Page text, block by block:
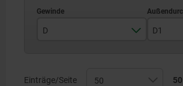
D D1
20
Einträge/Seite 50